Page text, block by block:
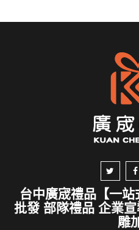
台中廣宬禮品【一
批發 部隊禮品 企業
雕